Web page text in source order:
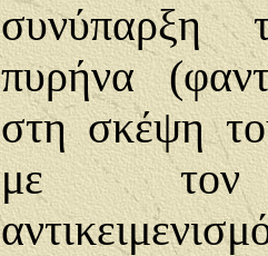
συνύπαρξη
πυρήνα
στη σκέψη
με τον